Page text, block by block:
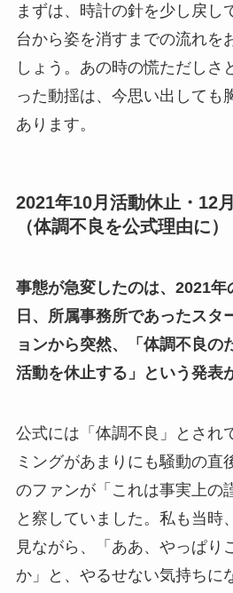
まずは、時計の針を少し戻し
台から姿を消すまでの流れを
しょう。あの時の慌ただしさ
った動揺は、今思い出しても
あります。
2021年10月活動休止・12
（体調不良を公式理由に）
事態が急変したのは、2021
日、所属事務所であったスタ
ョンから突然、「体調不良の
活動を休止する」という発表
公式には「体調不良」とされ
ミングがあまりにも騒動の直
のファンが「これは事実上の
と察していました。私も当時
見ながら、「ああ、やっぱり
か」と、やるせない気持ちに